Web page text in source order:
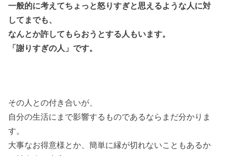
一般的に考えてちょっと怒りすぎと思えるような人に対
してまでも、
なんとか許してもらおうとする人もいます。
「謝りすぎの人」です。
その人との付き合いが、
自分の生活にまで影響するものであるならまだ分かりま
す。
大事なお得意様とか、簡単に縁が切れないこともあるか